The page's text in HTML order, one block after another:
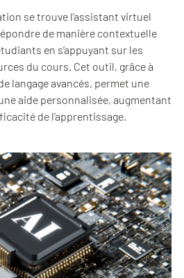
se trouve l’assistant virtuel
de manière contextuelle
en s’appuyant sur les
du cours. Cet outil, grâce à
langage avancés, permet une
aide personnalisée, augmentant
de l’apprentissage.